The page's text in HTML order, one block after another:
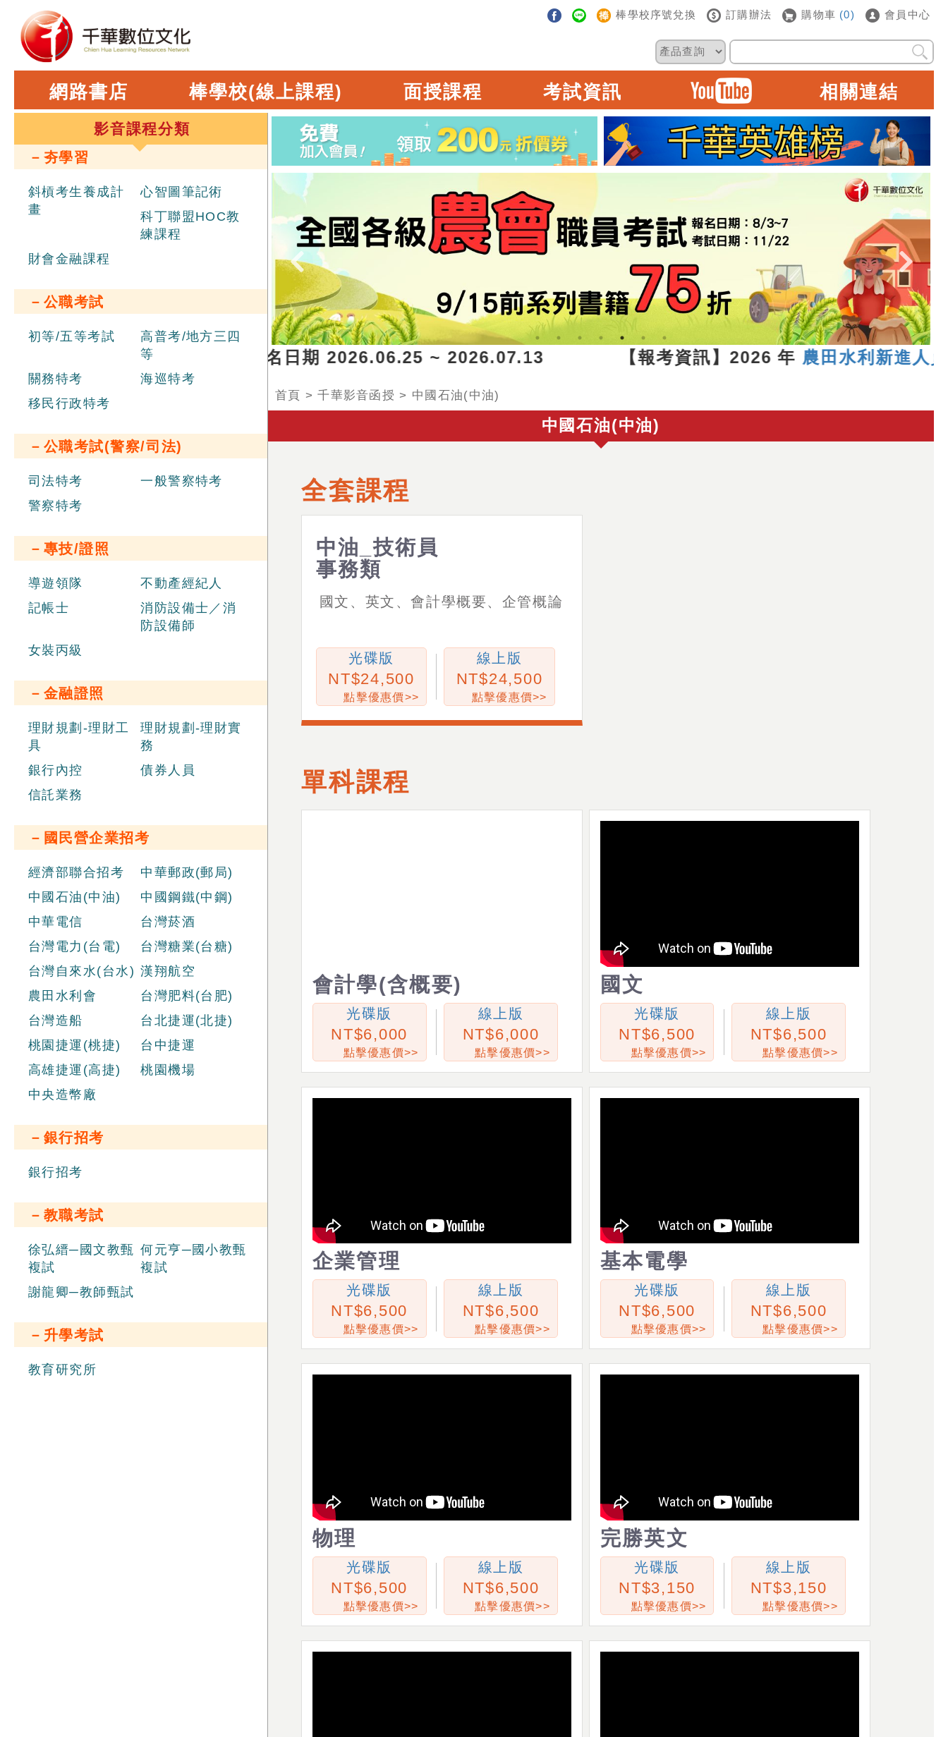
棒學校序號兌換 訂購辦法 購物車 (0) 會員中心
網路書店 棒學校(線上課程) 面授課程 考試資訊 相關連結
影音課程分類
－夯學習
斜槓考生養成計
畫
心智圖筆記術
科丁聯盟HOC教
練課程
財會金融課程
－公職考試
初等/五等考試
高普考/地方三四
等
關務特考
海巡特考
移民行政特考
－公職考試(警察/司法)
司法特考
一般警察特考
警察特考
－專技/證照
導遊領隊
不動產經紀人
記帳士
消防設備士／消
防設備師
女裝丙級
－金融證照
理財規劃-理財工
具
理財規劃-理財實
務
銀行內控
債券人員
信託業務
－國民營企業招考
經濟部聯合招考
中華郵政(郵局)
中國石油(中油)
中國鋼鐵(中鋼)
中華電信
台灣菸酒
台灣電力(台電)
台灣糖業(台糖)
台灣自來水(台水) 漢翔航空
農田水利會
台灣肥料(台肥)
台灣造船
台北捷運(北捷)
桃園捷運(桃捷)
台中捷運
高雄捷運(高捷)
桃園機場
中央造幣廠
－銀行招考
銀行招考
－教職考試
徐弘縉─國文教甄
複試
何元亨─國小教甄
複試
謝龍卿─教師甄試
－升學考試
教育研究所
新進職員辦理聯合招考 ，報名日期 2026.06.25 ~ 2026.07.13 【報考資訊】2026 年 農田水利新進人員聯
首頁 >千華影音函授 > 中國石油(中油)
中國石油(中油)
全套課程
中油_技術員
事務類
國文、英文、會計學概要、企管概論
光碟版
24,500
點擊優惠價>>
線上版
24,500
點擊優惠價>>
單科課程
會計學(含概要)
光碟版
6,000
點擊優惠價>>
線上版
6,000
點擊優惠價>>
國文
光碟版
6,500
點擊優惠價>>
線上版
6,500
點擊優惠價>>
企業管理
光碟版
6,500
點擊優惠價>>
線上版
6,500
點擊優惠價>>
基本電學
光碟版
6,500
點擊優惠價>>
線上版
6,500
點擊優惠價>>
物理
光碟版
6,500
點擊優惠價>>
線上版
6,500
點擊優惠價>>
完勝英文
光碟版
3,150
點擊優惠價>>
線上版
3,150
點擊優惠價>>